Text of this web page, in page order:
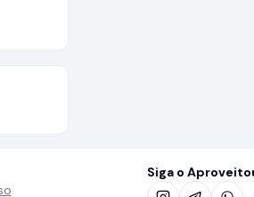
Siga o